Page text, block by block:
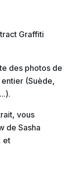
Graffiti
des photos de
(Suède,
vous
de Sasha
et